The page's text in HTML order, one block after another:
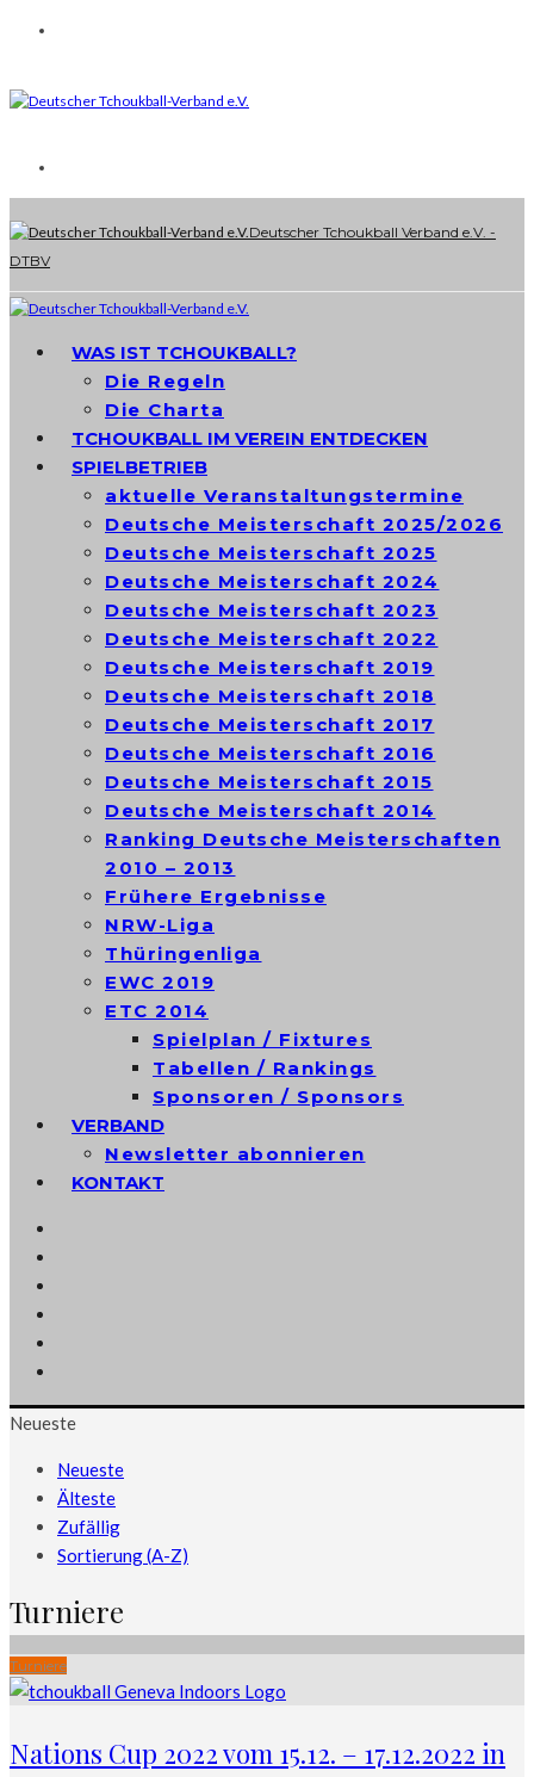
Deutscher Tchoukball Verband e.V. -
DTBV
WAS IST TCHOUKBALL?
Die Regeln
Die Charta
TCHOUKBALL IM VEREIN ENTDECKEN
SPIELBETRIEB
aktuelle Veranstaltungstermine
Deutsche Meisterschaft 2025/2026
Deutsche Meisterschaft 2025
Deutsche Meisterschaft 2024
Deutsche Meisterschaft 2023
Deutsche Meisterschaft 2022
Deutsche Meisterschaft 2019
Deutsche Meisterschaft 2018
Deutsche Meisterschaft 2017
Deutsche Meisterschaft 2016
Deutsche Meisterschaft 2015
Deutsche Meisterschaft 2014
Ranking Deutsche Meisterschaften
2010 – 2013
Frühere Ergebnisse
NRW-Liga
Thüringenliga
EWC 2019
ETC 2014
Spielplan / Fixtures
Tabellen / Rankings
Sponsoren / Sponsors
VERBAND
Newsletter abonnieren
KONTAKT
Neueste
Neueste
Älteste
Zufällig
Sortierung (A-Z)
Turniere
Turniere
Nations Cup 2022 vom 15.12. – 17.12.2022 in